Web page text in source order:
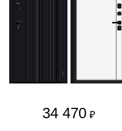
34 470 ₽